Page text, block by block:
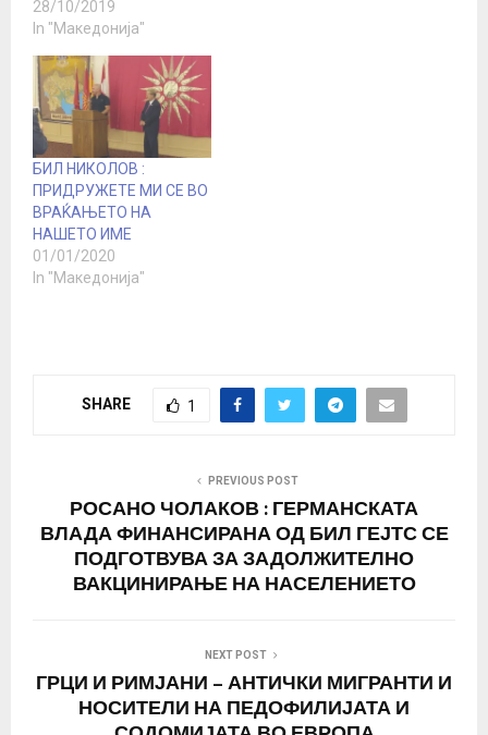
28/10/2019
In "Македонија"
БИЛ НИКОЛОВ :
ПРИДРУЖЕТЕ МИ СЕ ВО
ВРАЌАЊЕТО НА
НАШЕТО ИМЕ
01/01/2020
In "Македонија"
SHARE 1
PREVIOUS POST
РОСАНО ЧОЛАКОВ : ГЕРМАНСКАТА
ВЛАДА ФИНАНСИРАНА ОД БИЛ ГЕЈТС СЕ
ПОДГОТВУВА ЗА ЗАДОЛЖИТЕЛНО
ВАКЦИНИРАЊЕ НА НАСЕЛЕНИЕТО
NEXT POST
ГРЦИ И РИМЈАНИ – АНТИЧКИ МИГРАНТИ И
НОСИТЕЛИ НА ПЕДОФИЛИЈАТА И